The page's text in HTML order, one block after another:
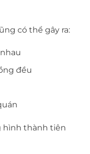
có thể gây ra:
đều
hình thành tiên